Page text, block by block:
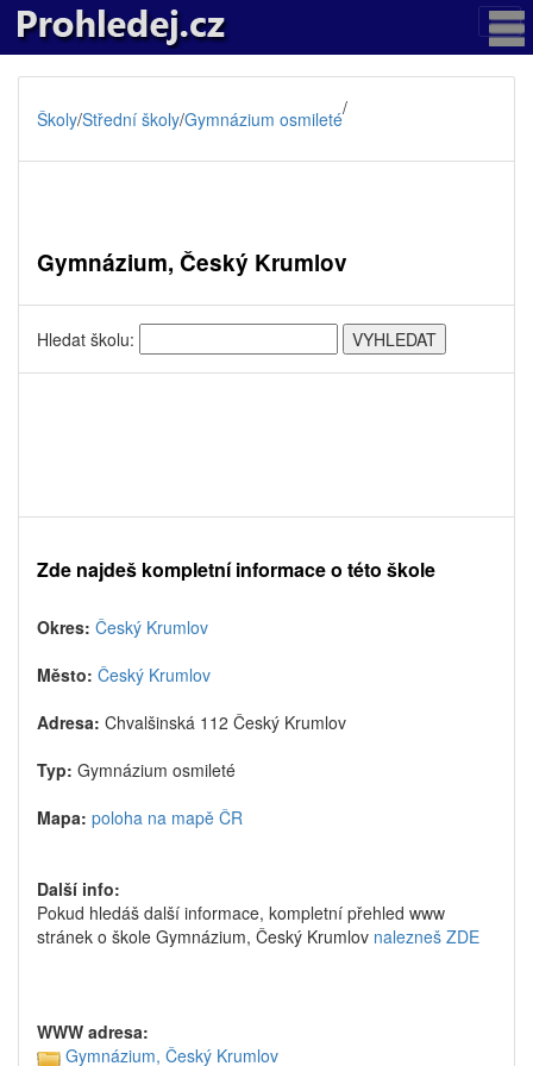
Školy/Střední školy/Gymnázium osmileté/
Gymnázium, Český Krumlov
Hledat školu:
Zde najdeš kompletní informace o této škole
Okres: Český Krumlov
Město: Český Krumlov
Adresa: Chvalšinská 112 Český Krumlov
Typ: Gymnázium osmileté
Mapa: poloha na mapě ČR
Další info:
Pokud hledáš další informace, kompletní přehled www
stránek o škole Gymnázium, Český Krumlov nalezneš ZDE
WWW adresa:
Gymnázium, Český Krumlov